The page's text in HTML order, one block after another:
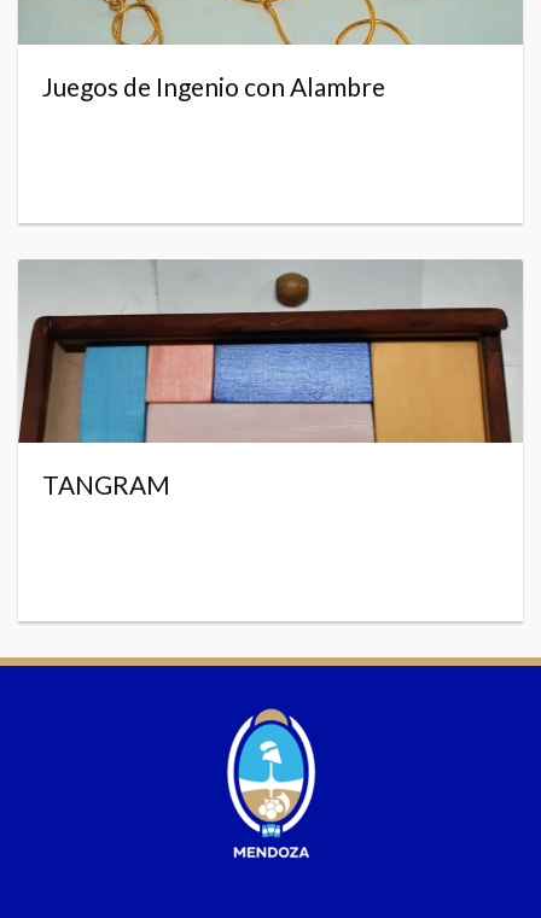
Juegos de Ingenio con Alambre
TANGRAM